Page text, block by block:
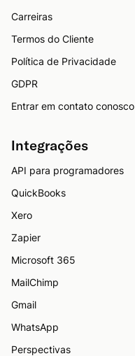
Carreiras
Termos do Cliente
Política de Privacidade
GDPR
Entrar em contato conosco
Integrações
API para programadores
QuickBooks
Xero
Zapier
Microsoft 365
MailChimp
Gmail
WhatsApp
Perspectivas